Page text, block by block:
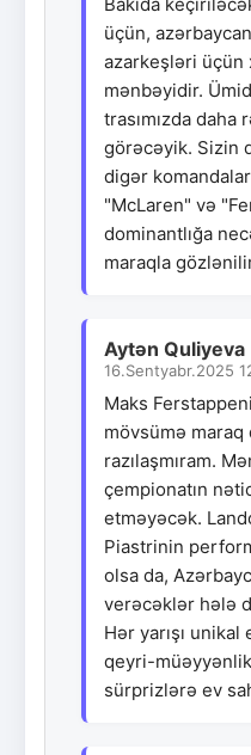
üçün,
azarkeşləri
mənbəyidir.
trasımızda daha
görəcəyik. Sizin
digər
"McLaren" və
dominantlığa
maraqla
Aytən Quliyeva
16.Sentyabr.2025
Maks
mövsümə maraq
razılaşmıram.
çempionatın
etməyəcək.
Piastrinin
olsa da,
verəcəklər hələ
Hər yarışı
qeyri-
sürprizlərə ev